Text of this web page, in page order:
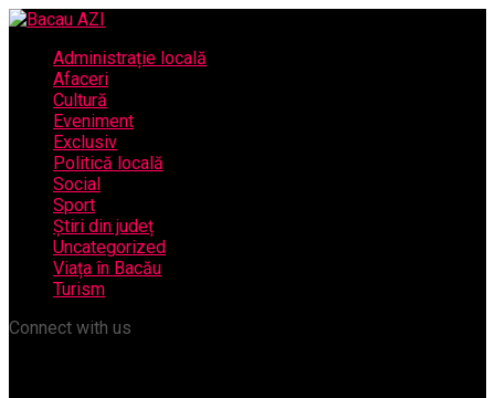
Administrație locală
Afaceri
Cultură
Eveniment
Exclusiv
Politică locală
Social
Sport
Știri din județ
Uncategorized
Viața în Bacău
Turism
Connect with us